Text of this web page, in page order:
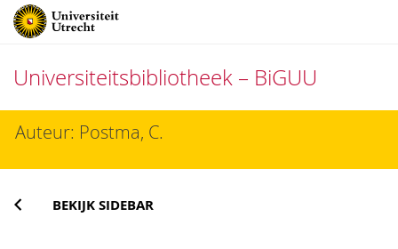
Universiteitsbibliotheek – BiGUU
naarAuteur: Postma, C.
BEKIJK SIDEBAR